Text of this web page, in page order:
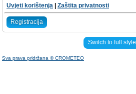
Uvjeti korištenja
Zaštita privatnosti
Registracija
Switch to full style
Sva prava pridržana © CROMETEO